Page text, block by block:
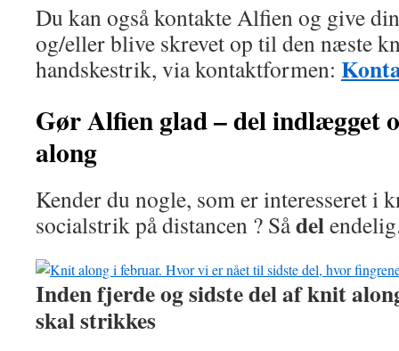
Du kan også kontakte Alfien og give
og/eller blive skrevet op til den næste
handskestrik, via kontaktformen:
Gør Alfien glad– del indlægget
along
Kender du nogle, som er interesseret i
socialstrik på distancen ? Sådel
Inden fjerde og sidste del af knit
skal strikkes